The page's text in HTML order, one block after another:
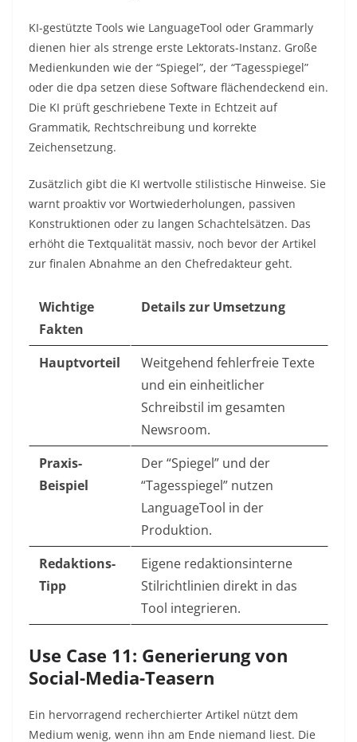
KI-gestützte Tools wie LanguageTool oder Grammarly
dienen hier als strenge erste Lektorats-Instanz. Große
Medienkunden wie der “Spiegel”, der “Tagesspiegel”
oder die dpa setzen diese Software flächendeckend ein.
Die KI prüft geschriebene Texte in Echtzeit auf
Grammatik, Rechtschreibung und korrekte
Zeichensetzung.
Zusätzlich gibt die KI wertvolle stilistische Hinweise. Sie
warnt proaktiv vor Wortwiederholungen, passiven
Konstruktionen oder zu langen Schachtelsätzen. Das
erhöht die Textqualität massiv, noch bevor der Artikel
zur finalen Abnahme an den Chefredakteur geht.
Wichtige
Fakten
Details zur Umsetzung
Hauptvorteil
Weitgehend fehlerfreie Texte
und ein einheitlicher
Schreibstil im gesamten
Newsroom.
Praxis-
Beispiel
Der “Spiegel” und der
“Tagesspiegel” nutzen
LanguageTool in der
Produktion.
Redaktions-
Tipp
Eigene redaktionsinterne
Stilrichtlinien direkt in das
Tool integrieren.
Use Case 11: Generierung von
Social-Media-Teasern
Ein hervorragend recherchierter Artikel nützt dem
Medium wenig, wenn ihn am Ende niemand liest. Die